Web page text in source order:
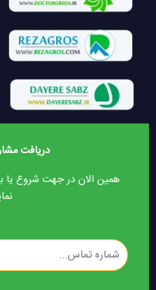
دریافت
همین الان در جهت شروع یا